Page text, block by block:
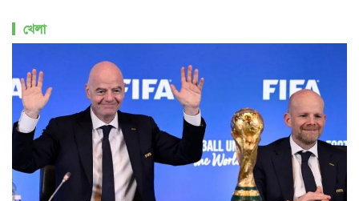
খেলা